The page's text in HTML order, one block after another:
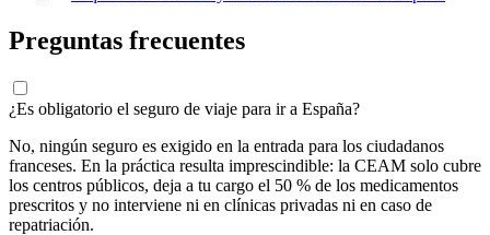
Preguntas frecuentes
¿Es obligatorio el seguro de viaje para ir a España?
No, ningún seguro es exigido en la entrada para los ciudadanos
franceses. En la práctica resulta imprescindible: la CEAM solo cubre
los centros públicos, deja a tu cargo el 50 % de los medicamentos
prescritos y no interviene ni en clínicas privadas ni en caso de
repatriación.